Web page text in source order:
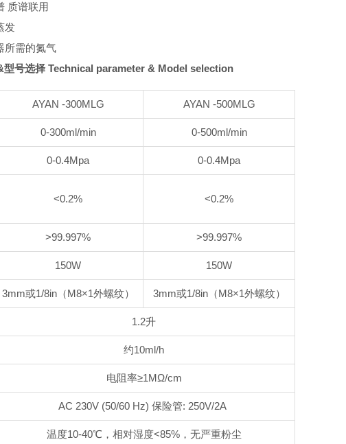
质谱联用
发
所需的氮气
型号选择 Technical parameter & Model selection
AYAN -300MLG AYAN -500MLG
0-300ml/min 0-500ml/min
0-0.4Mpa 0-0.4Mpa
<0.2% <0.2%
>99.997% >99.997%
150W 150W
3mm或1/8in（M8×1外螺纹） 3mm或1/8in（M8×1外螺纹）
1.2升
约10ml/h
电阻率≥1MΩ/cm
AC 230V (50/60 Hz) 保险管: 250V/2A
温度10-40℃，相对湿度<85%，无严重粉尘